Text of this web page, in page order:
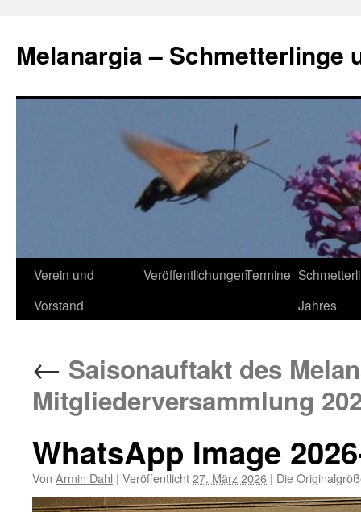
springen
Melanargia – Schmetterlinge
Verein und
Vorstand
VeröffentlichungenTermine
Jahres
← Saisonauftakt des
Mitgliederversammlung
WhatsApp Image
Von Armin Dahl | Veröffentlicht27. März 2026 | Die